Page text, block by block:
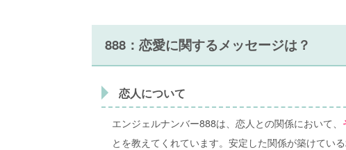
888：恋愛に関するメッセージは？
恋人について
エンジェルナンバー888は、恋人との関係において、
とを教えてくれています。安定した関係が築けてい